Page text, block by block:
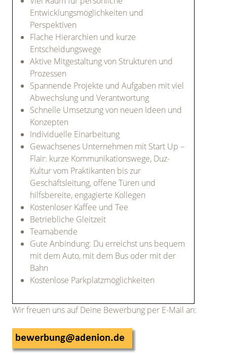
Entwicklungsmöglichkeiten und
Perspektiven
Flache Hierarchien und kurze
Entscheidungswege
Aktive Mitgestaltung von Strukturen und
Prozessen
Spannende Projekte und Aufgaben mit viel
Abwechslung und Verantwortung
Schnelle Umsetzung von neuen Ideen und
Konzepten
Individuelle Einarbeitung
Gewachsenes Unternehmen mit Start Up –
Flair: kurze Kommunikationswege, Duz-
Kultur vom Praktikanten bis zur
Geschäftsleitung, offene Türen und
hilfsbereite, engagierte Kollegen
Kostenloser Kaffee und Tee
Betriebliche Gleitzeit
Teamabende
Gute Anbindung: Du erreichst uns bequem
mit dem Auto, mit dem Bus oder mit der
Bahn
Kostenlose Parkplatzmöglichkeiten
Wir freuen uns auf Deine Bewerbung per E-Mail an: